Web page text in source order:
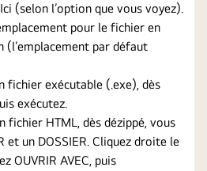
(selon l’option que vous voyez).
pour le fichier en
(l’emplacement par défaut
fichier exécutable (.exe), dès
exécutez.
fichier HTML, dès dézippé, vous
et un DOSSIER. Cliquez droite le
OUVRIR AVEC, puis